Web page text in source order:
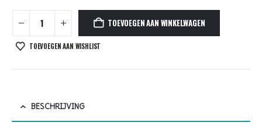
TOEVOEGEN AAN WINKELWAGEN
TOEVOEGEN AAN WISHLIST
BESCHRIJVING